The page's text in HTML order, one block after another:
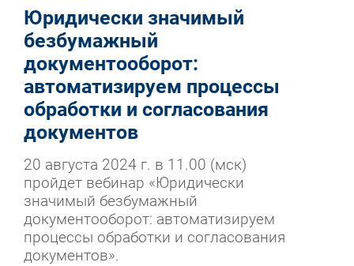
Юридически значимый
безбумажный
документооборот:
автоматизируем процессы
обработки и согласования
документов
20 августа 2024 г. в 11.00 (мск)
пройдет вебинар «Юридически
значимый безбумажный
документооборот: автоматизируем
процессы обработки и согласования
документов».